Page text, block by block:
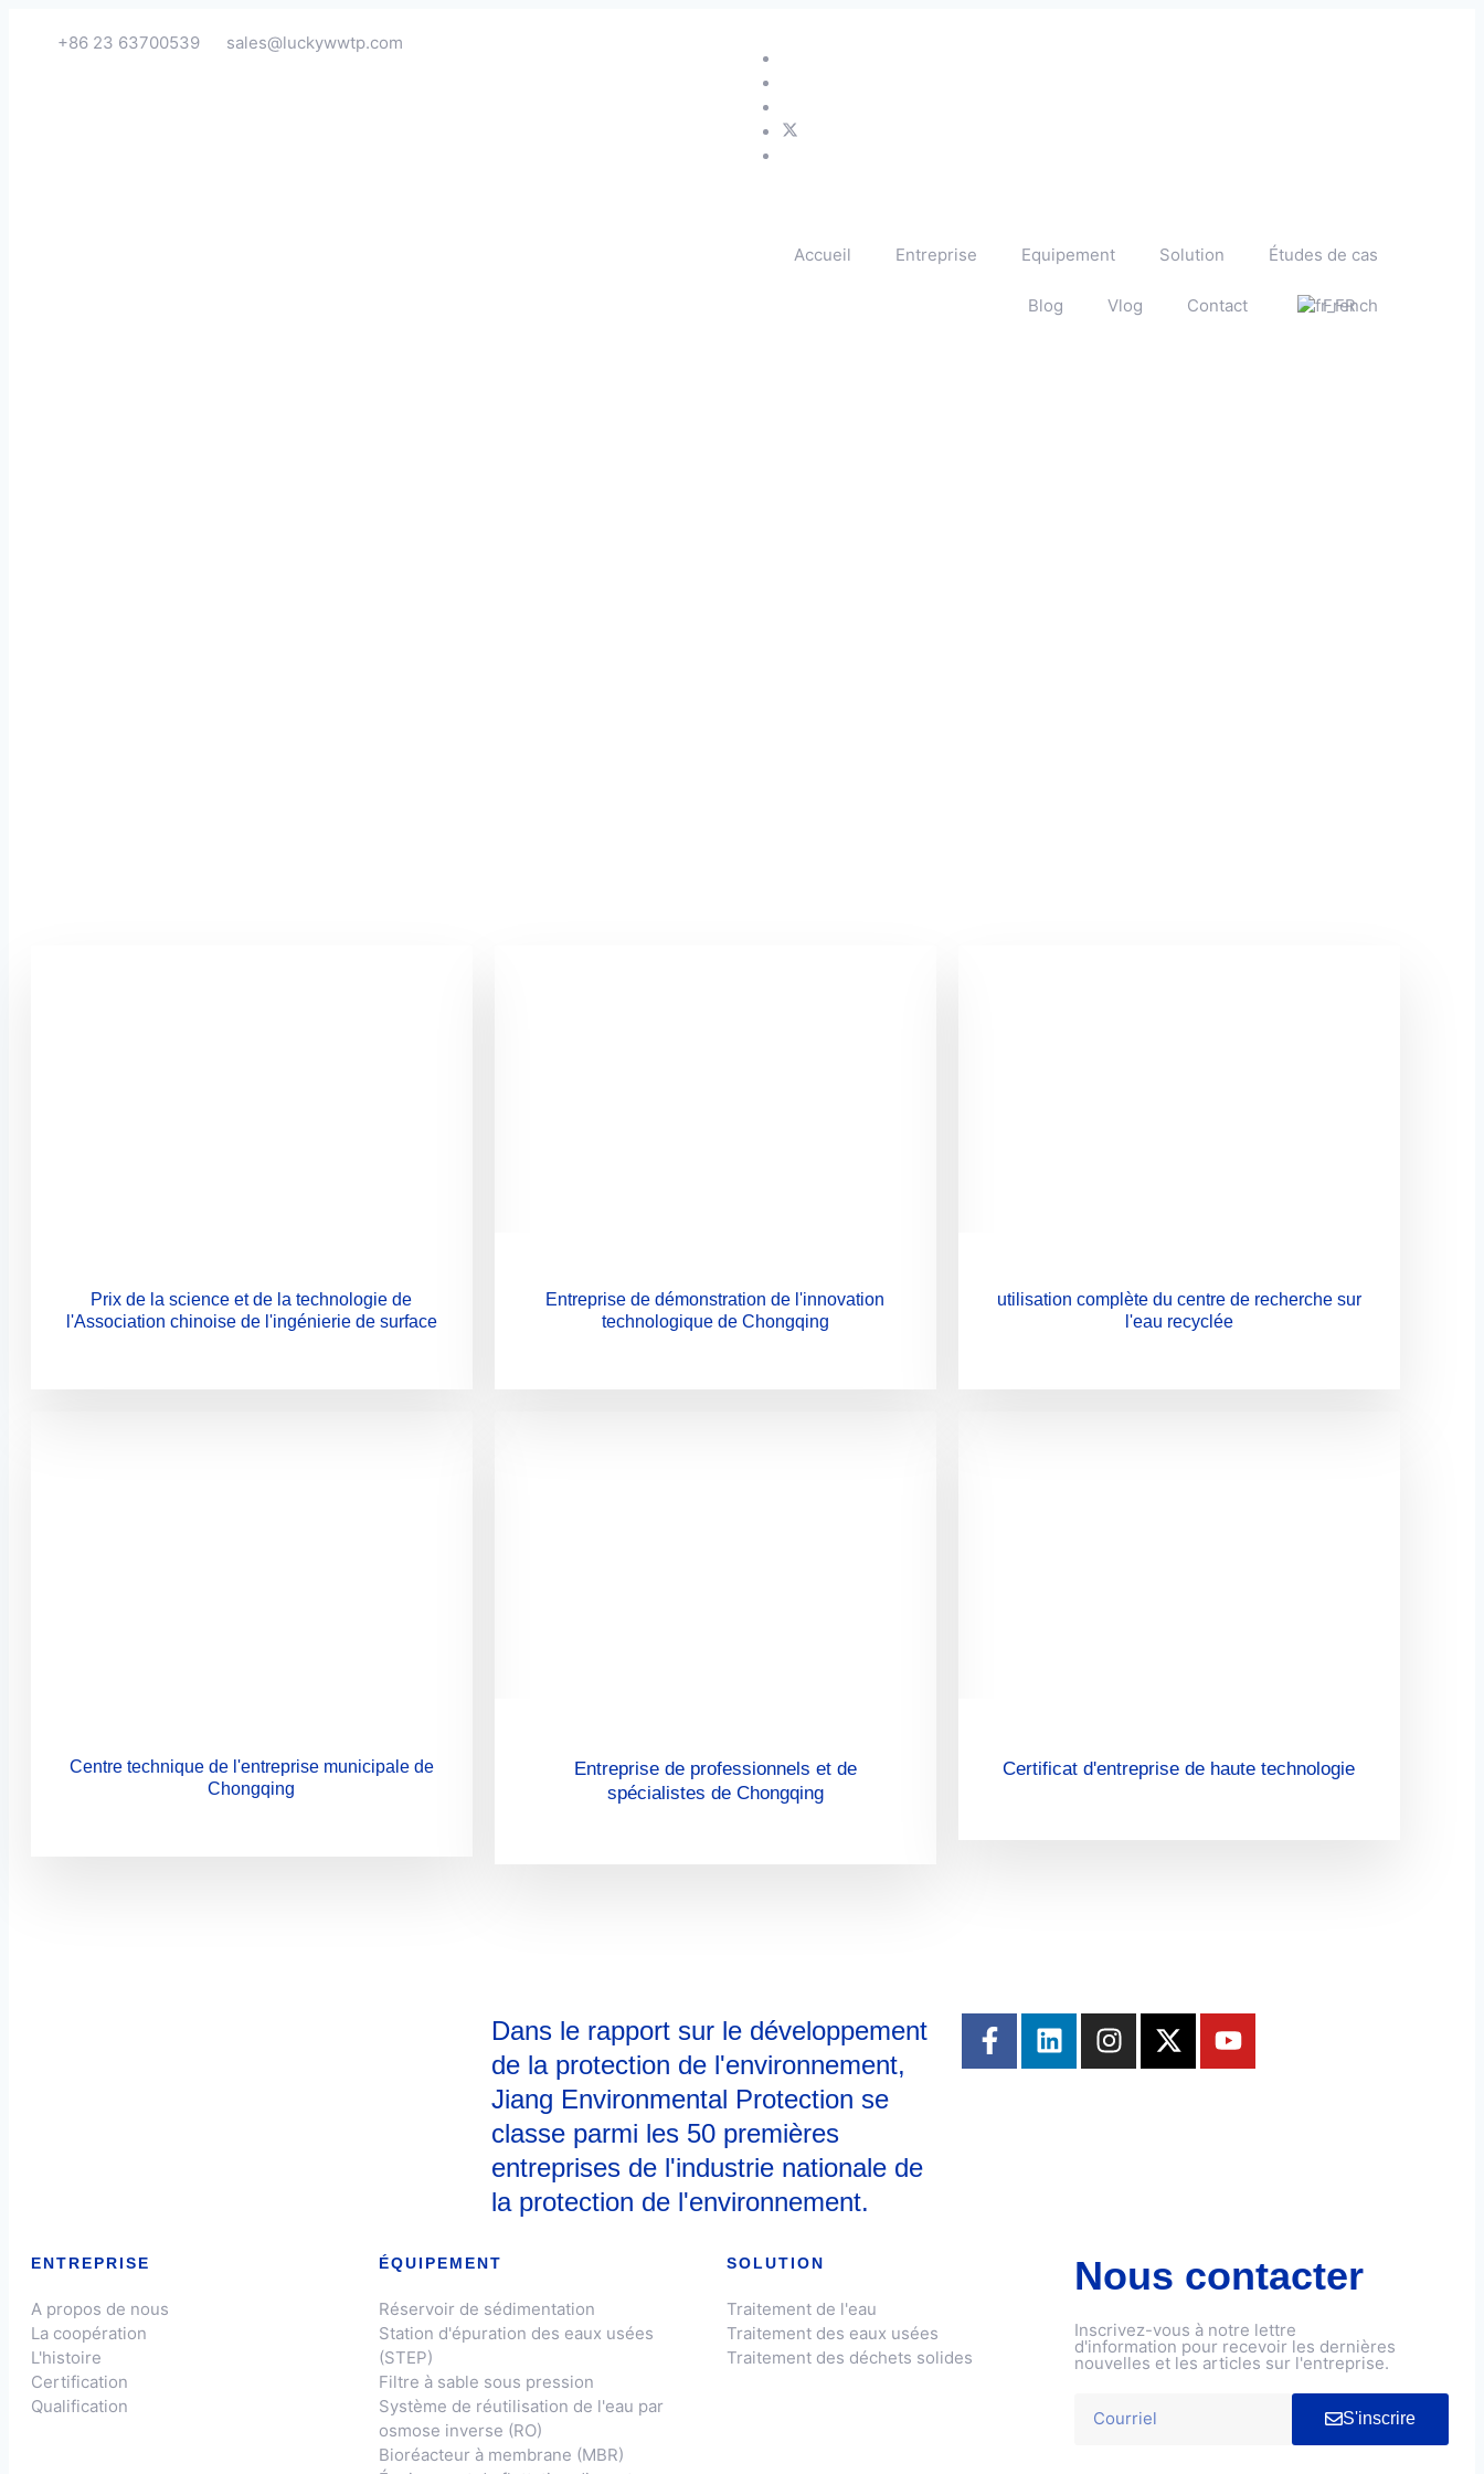
+86 23 63700539 sales@luckywwtp.com
Accueil Entreprise Equipement Solution Études de cas
Blog Vlog Contact French
Prix de la science et de la technologie de
l'Association chinoise de l'ingénierie de surface
Entreprise de démonstration de l'innovation
technologique de Chongqing
utilisation complète du centre de recherche sur
l'eau recyclée
Centre technique de l'entreprise municipale de
Chongqing
Entreprise de professionnels et de
spécialistes de Chongqing
Certificat d'entreprise de haute technologie
Dans le rapport sur le développement
de la protection de l'environnement,
Jiang Environmental Protection se
classe parmi les 50 premières
entreprises de l'industrie nationale de
la protection de l'environnement.
ENTREPRISE
A propos de nous
La coopération
L'histoire
Certification
Qualification
ÉQUIPEMENT
Réservoir de sédimentation
Station d'épuration des eaux usées
(STEP)
Filtre à sable sous pression
Système de réutilisation de l'eau par
osmose inverse (RO)
Bioréacteur à membrane (MBR)
SOLUTION
Traitement de l'eau
Traitement des eaux usées
Traitement des déchets solides
Nous contacter
Inscrivez-vous à notre lettre
d'information pour recevoir les dernières
nouvelles et les articles sur l'entreprise.
S'inscrire